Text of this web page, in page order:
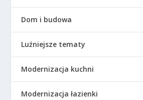
Dom i budowa
Luźniejsze tematy
Modernizacja kuchni
Modernizacja łazienki